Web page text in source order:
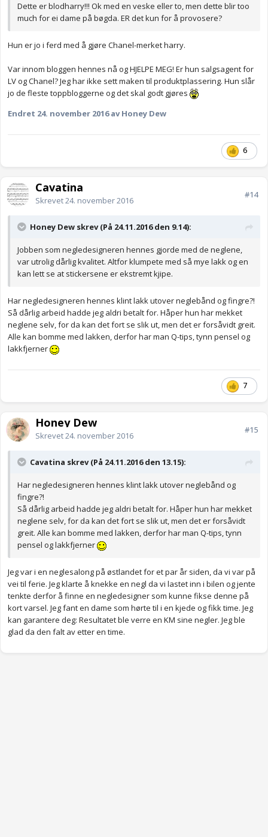
Dette er blodharry!!! Ok med en veske eller to, men dette blir too
much for ei dame på bøgda. ER det kun for å provosere?
Hun er jo i ferd med å gjøre Chanel-merket harry.
Var innom bloggen hennes nå og HJELPE MEG! Er hun salgsagent for
LV og Chanel? Jeg har ikke sett maken til produktplassering. Hun slår
jo de fleste toppbloggerne og det skal godt gjøres
Endret 24. november 2016av Honey Dew
6
Cavatina
Skrevet24. november 2016
#14
Honey Dew skrev (På 24.11.2016 den 9.14):
Jobben som negledesigneren hennes gjorde med de neglene,
var utrolig dårlig kvalitet. Altfor klumpete med så mye lakk og en
kan lett se at stickersene er ekstremt kjipe.
Har negledesigneren hennes klint lakk utover neglebånd og fingre?!
Så dårlig arbeid hadde jeg aldri betalt for. Håper hun har mekket
neglene selv, for da kan det fort se slik ut, men det er forsåvidt greit.
Alle kan bomme med lakken, derfor har man Q-tips, tynn pensel og
lakkfjerner
7
Honey Dew
Skrevet24. november 2016
#15
Cavatina skrev (På 24.11.2016 den 13.15):
Har negledesigneren hennes klint lakk utover neglebånd og
fingre?!
Så dårlig arbeid hadde jeg aldri betalt for. Håper hun har mekket
neglene selv, for da kan det fort se slik ut, men det er forsåvidt
greit. Alle kan bomme med lakken, derfor har man Q-tips, tynn
pensel og lakkfjerner
Jeg var i en neglesalong på østlandet for et par år siden, da vi var på
vei til ferie. Jeg klarte å knekke en negl da vi lastet inn i bilen og jente
tenkte derfor å finne en negledesigner som kunne fikse denne på
kort varsel. Jeg fant en dame som hørte til i en kjede og fikk time. Jeg
kan garantere deg: Resultatet ble verre en KM sine negler. Jeg ble
glad da den falt av etter en time.